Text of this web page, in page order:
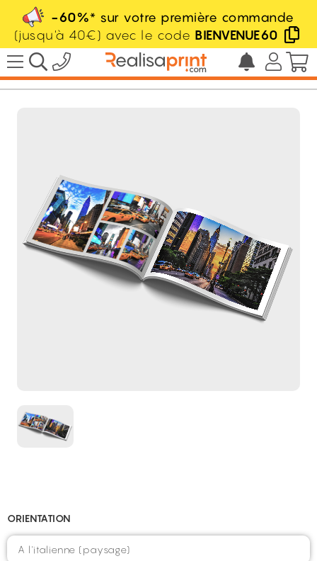
-60%* sur votre première commande
(jusqu'à 40€) avec le code BIENVENUE60
/ Livre en ligne / Album photo
dès
3.84€ HT
ORIENTATION